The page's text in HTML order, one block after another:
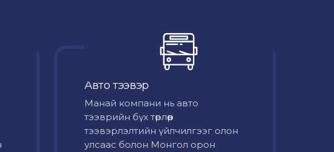
Авто тээвэр
Mанай компани нь авто
тээврийн бүх төрлөөр
тээвэрлэлтийн үйлчилгээг олон
улсаас болон Монгол орон